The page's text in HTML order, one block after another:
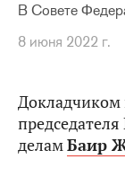
В Совете
8 июня 2022 г.
Докладчиком
деламБаир